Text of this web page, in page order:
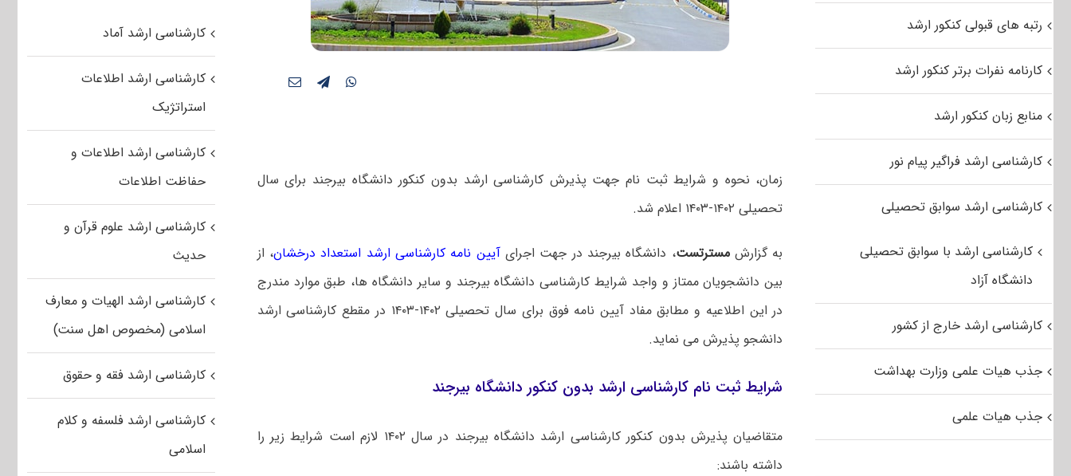
زمان، نحوه و شرایط ثبت نام جهت پذیرش کارشناسی ارشد بدون کنکور دانشگاه بیرجند برای سال
تحصیلی ۱۴۰۲-۱۴۰۳ اعلام شد.
به گزارشمسترتست، دانشگاه بیرجند در جهت اجرایآیین نامه کارشناسی ارشد استعداد درخشان، از
بین دانشجویان ممتاز و واجد شرایط کارشناسی دانشگاه بیرجند و سایر دانشگاه ها، طبق موارد مندرج
در این اطلاعیه و مطابق مفاد آیین نامه فوق برای سال تحصیلی ۱۴۰۲-۱۴۰۳ در مقطع کارشناسی ارشد
دانشجو پذیرش می نماید.
شرایط ثبت نام کارشناسی ارشد بدون کنکور دانشگاه بیرجند
متقاضیان پذیرش بدون کنکور کارشناسی ارشد دانشگاه بیرجند در سال ۱۴۰۲ لازم است شرایط زیر را
داشته باشند:
کارشناسی ارشد آماد
کارشناسی ارشد اطلاعات
استراتژیک
کارشناسی ارشد اطلاعات و
حفاظت اطلاعات
کارشناسی ارشد علوم قرآن و
حدیث
کارشناسی ارشد الهیات و معارف
اسلامی (مخصوص اهل سنت)
کارشناسی ارشد فقه و حقوق
کارشناسی ارشد فلسفه و کلام
اسلامی
رتبه های قبولی کنکور ارشد
کارنامه نفرات برتر کنکور ارشد
منابع زبان کنکور ارشد
کارشناسی ارشد فراگیر پیام نور
کارشناسی ارشد سوابق تحصیلی
کارشناسی ارشد با سوابق تحصیلی
دانشگاه آزاد
کارشناسی ارشد خارج از کشور
جذب هیات علمی وزارت بهداشت
جذب هیات علمی